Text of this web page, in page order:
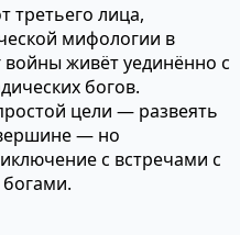
третьего лица,
мифологии в
живёт уединённо с
богов.
цели — развеять
— но
с встречами с